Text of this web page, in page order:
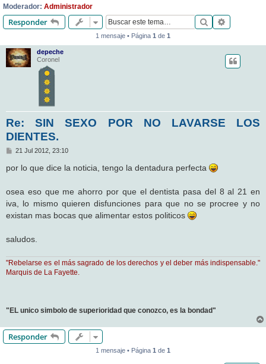
Moderador: Administrador
Responder Buscar
1 mensaje • Página 1 de 1
depeche
Coronel
Re: SIN SEXO POR NO LAVARSE LOS
DIENTES.
M
n
s
e
21 Jul 2012, 23:10
por lo que dice la noticia, tengo la dentadura perfecta
osea eso que me ahorro por que el dentista pasa del 8 al 21 en
iva, lo mismo quieren disfunciones para que no se procree y no
existan mas bocas que alimentar estos politicos
saludos.
"Rebelarse es el más sagrado de los derechos y el deber más indispensable."
Marquis de La Fayette.
"EL unico simbolo de superioridad que conozco, es la bondad"
Responder
1 mensaje • Página 1 de 1